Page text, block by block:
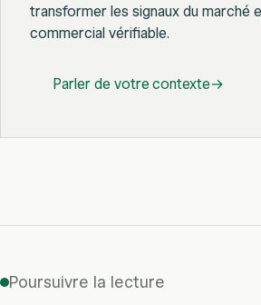
transformer les signaux du marché
commercial vérifiable.
Parler de votre contexte→
Poursuivre la lecture